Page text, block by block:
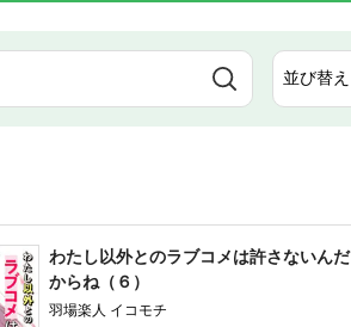
わたし以外とのラブコメは許さないんだ
からね（６）
羽場楽人 イコモチ